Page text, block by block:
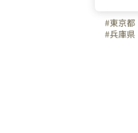
#東京都
#兵庫県